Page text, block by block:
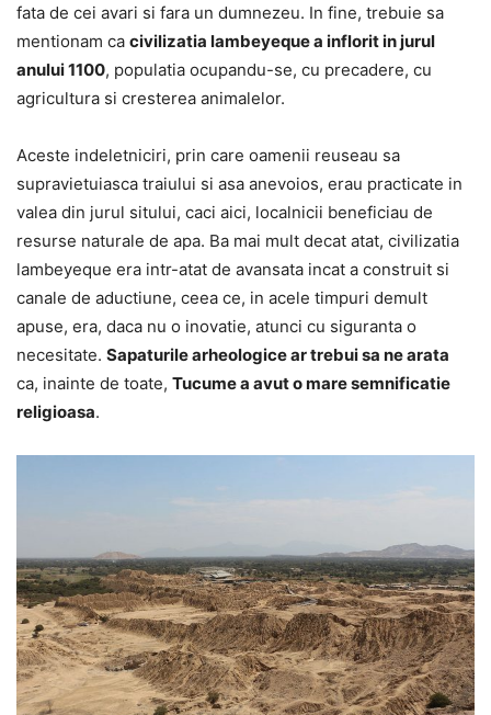
fata de cei avari si fara un dumnezeu. In fine, trebuie sa
mentionam ca civilizatia lambeyeque a inflorit in jurul
anului 1100, populatia ocupandu-se, cu precadere, cu
agricultura si cresterea animalelor.
Aceste indeletniciri, prin care oamenii reuseau sa
supravietuiasca traiului si asa anevoios, erau practicate in
valea din jurul sitului, caci aici, localnicii beneficiau de
resurse naturale de apa. Ba mai mult decat atat, civilizatia
lambeyeque era intr-atat de avansata incat a construit si
canale de aductiune, ceea ce, in acele timpuri demult
apuse, era, daca nu o inovatie, atunci cu siguranta o
necesitate. Sapaturile arheologice ar trebui sa ne arata
ca, inainte de toate, Tucume a avut o mare semnificatie
religioasa.